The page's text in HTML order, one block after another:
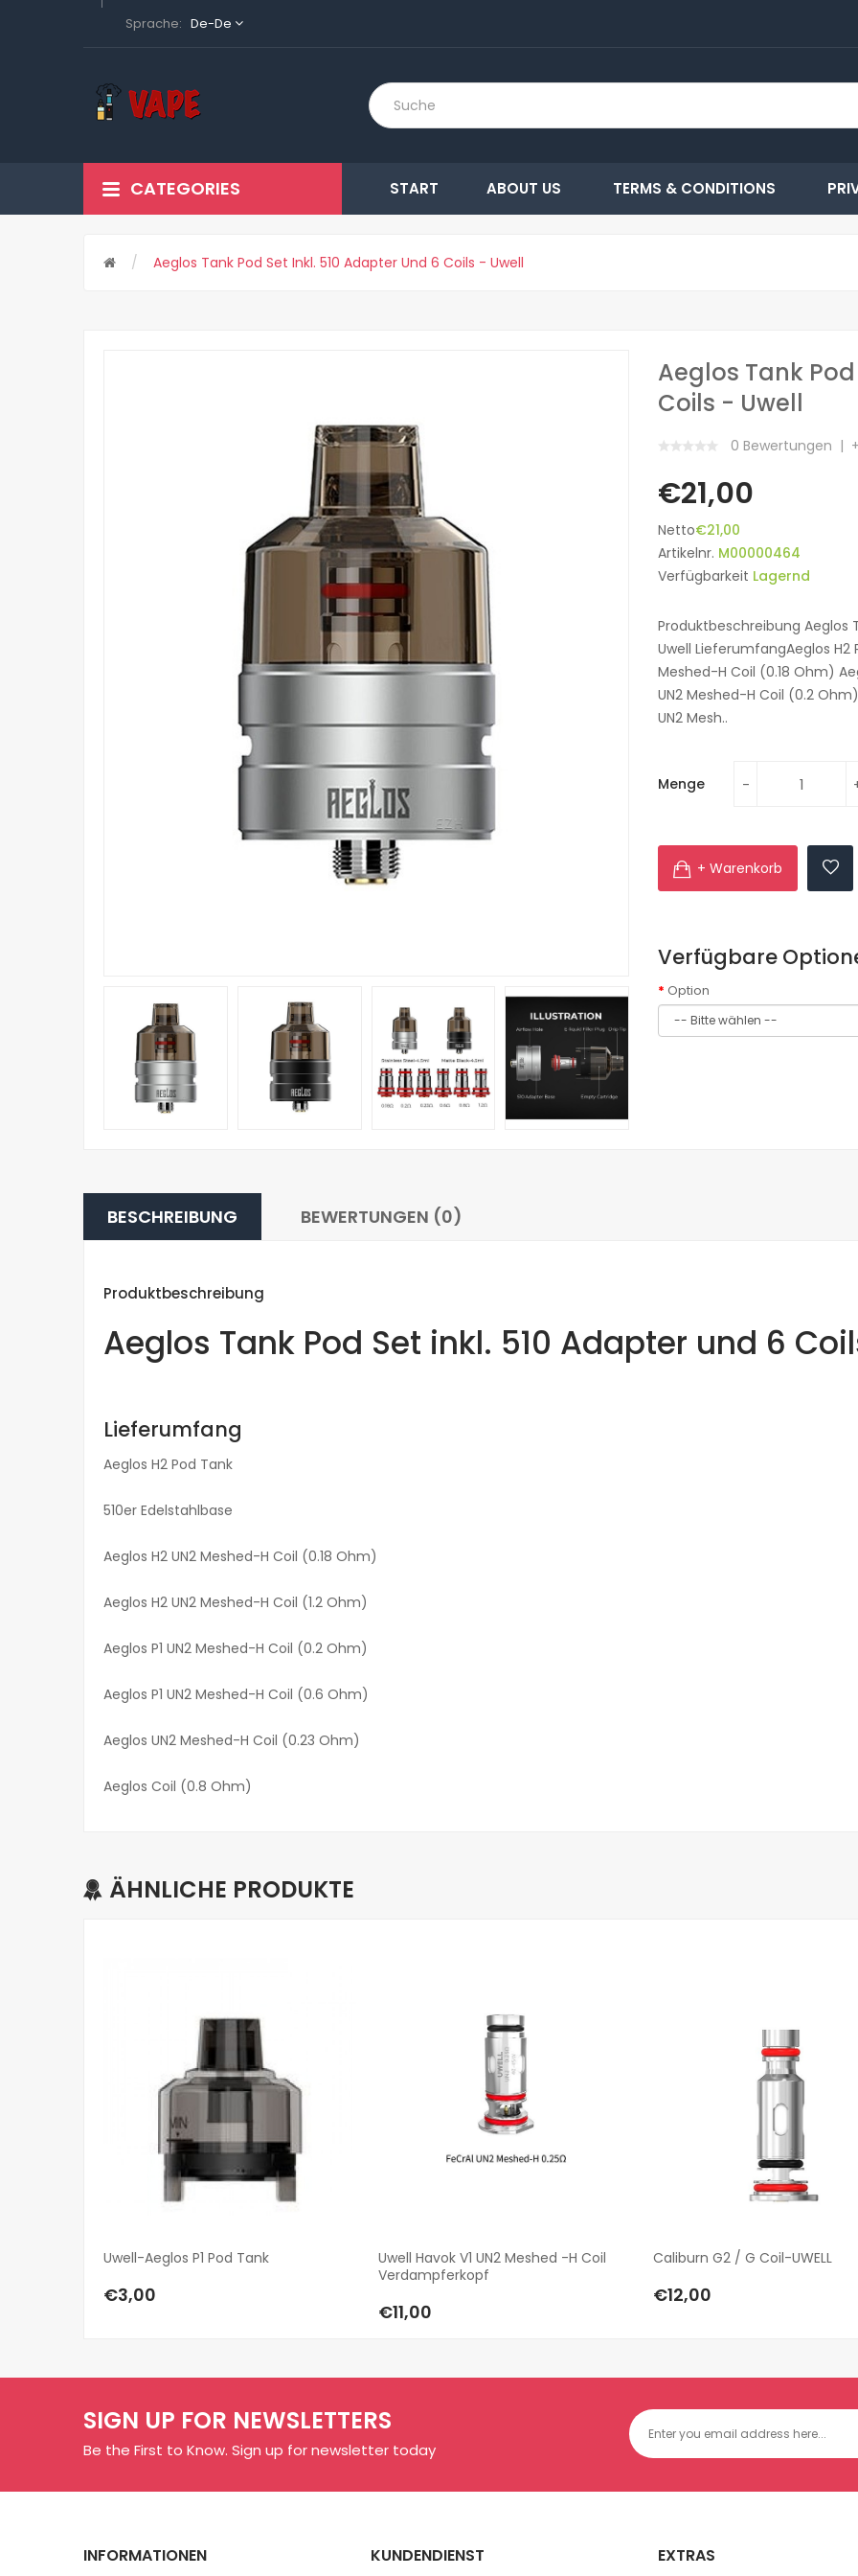
Sprache: De-De
CATEGORIES START ABOUT US TERMS & CONDITIONS
Aeglos Tank Pod Set Inkl. 510 Adapter Und 6 Coils - Uwell
Aeglos Tank
Coils - Uwell
0 Bewertungen
€21,00
Netto€21,00
Artikelnr. M00000464
Verfügbarkeit Lagernd
Produktbeschreibung Aeglos
Uwell LieferumfangAeglos H2
Meshed-H Coil (0.18 Ohm)
UN2 Meshed-H Coil (0.2
UN2 Mesh..
Menge
+ Warenkorb
Verfügbare
Option
BESCHREIBUNG BEWERTUNGEN (0)
Produktbeschreibung
Aeglos Tank Pod Set inkl. 510 Adapter und 6
Lieferumfang
Aeglos H2 Pod Tank
510er Edelstahlbase
Aeglos H2 UN2 Meshed-H Coil (0.18 Ohm)
Aeglos H2 UN2 Meshed-H Coil (1.2 Ohm)
Aeglos P1 UN2 Meshed-H Coil (0.2 Ohm)
Aeglos P1 UN2 Meshed-H Coil (0.6 Ohm)
Aeglos UN2 Meshed-H Coil (0.23 Ohm)
Aeglos Coil (0.8 Ohm)
ÄHNLICHE PRODUKTE
Uwell-Aeglos P1 Pod Tank
€3,00
Uwell Havok V1 UN2 Meshed -H Coil
Verdampferkopf
€11,00
Caliburn G2 / G Coil-UWELL
€12,00
SIGN UP FOR NEWSLETTERS
Be the First to Know. Sign up for newsletter today
INFORMATIONEN KUNDENDIENST EXTRAS